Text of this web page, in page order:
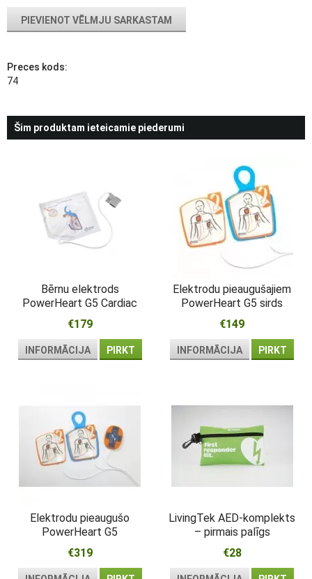
PIEVIENOT VĒLMJU SARKASTAM
Preces kods:
74
Šim produktam ieteicamie piederumi
Bērnu elektrods
PowerHeart G5 Cardiac
Science
€179
INFORMĀCIJA PIRKT
Elektrodu pieaugušajiem
PowerHeart G5 sirds
zinātne
€149
INFORMĀCIJA PIRKT
Elektrodu pieaugušo
PowerHeart G5
kompresijas atbalsts
€319
LivingTek AED-komplekts
– pirmais palīgs
atdzīvināšanai pie
defibrilatora
€28